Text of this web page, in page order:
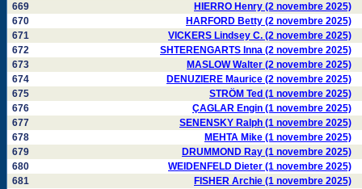
669
HIERRO Henry (2 novembre 2025)
670
HARFORD Betty (2 novembre 2025)
671
VICKERS Lindsey C. (2 novembre 2025)
672
SHTERENGARTS Inna (2 novembre 2025)
673
MASLOW Walter (2 novembre 2025)
674
DENUZIERE Maurice (2 novembre 2025)
675
STRÖM Ted (1 novembre 2025)
676
ÇAGLAR Engin (1 novembre 2025)
677
SENENSKY Ralph (1 novembre 2025)
678
MEHTA Mike (1 novembre 2025)
679
DRUMMOND Ray (1 novembre 2025)
680
WEIDENFELD Dieter (1 novembre 2025)
681
FISHER Archie (1 novembre 2025)